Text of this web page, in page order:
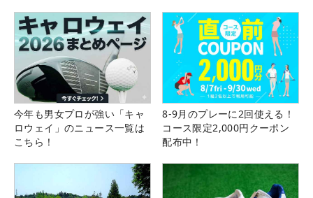
今年も男女プロが強い「キャ
ロウェイ」のニュース一覧は
こちら！
8-9月のプレーに2回使える！
コース限定2,000円クーポン
配布中！